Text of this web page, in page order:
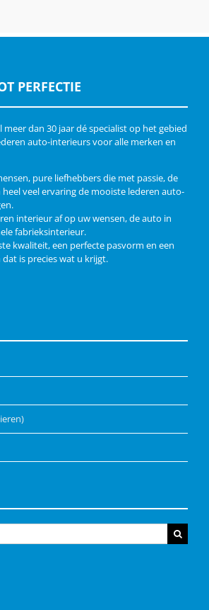
PERFECTIE
dan 30 jaar dé specialist op het gebied
auto-interieurs voor alle merken en
pure liefhebbers die met passie, de
veel ervaring de mooiste lederen auto-
interieur af op uw wensen, de auto in
fabrieksinterieur.
kwaliteit, een perfecte pasvorm en een
dat is precies wat u krijgt.